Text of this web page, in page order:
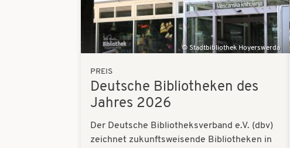
Stadtbibliothek Hoyerswerda
PREIS
Deutsche Bibliotheken des
Jahres 2026
Der Deutsche Bibliotheksverband e.V. (dbv)
zeichnet zukunftsweisende Bibliotheken in